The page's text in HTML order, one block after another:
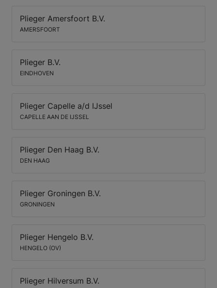
Plieger Amersfoort B.V.
AMERSFOORT
Plieger B.V.
EINDHOVEN
Plieger Capelle a/d IJssel
CAPELLE AAN DE IJSSEL
Plieger Den Haag B.V.
DEN HAAG
Plieger Groningen B.V.
GRONINGEN
Plieger Hengelo B.V.
HENGELO (OV)
Plieger Hilversum B.V.